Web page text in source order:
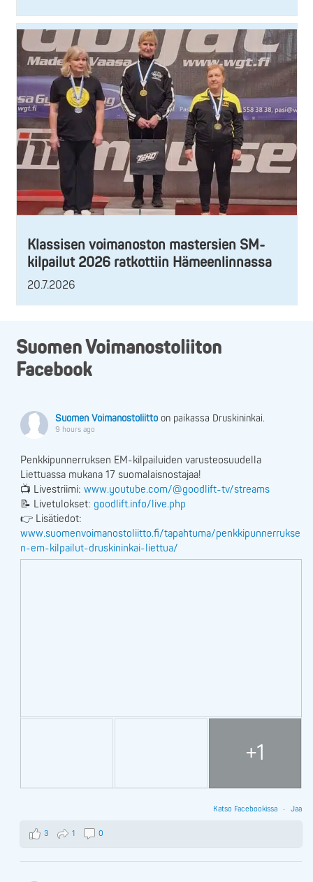
Klassisen voimanoston mastersien SM-
kilpailut 2026 ratkottiin Hämeenlinnassa
20.7.2026
Suomen Voimanostoliiton
Facebook
Suomen Voimanostoliitto on paikassa Druskininkai.
9 hours ago
Penkkipunnerruksen EM-kilpailuiden varusteosuudella
Liettuassa mukana 17 suomalaisnostajaa!
📺 Livestriimi: www.youtube.com/@goodlift-tv/streams
📝 Livetulokset: goodlift.info/live.php
👉 Lisätiedot:
www.suomenvoimanostoliitto.fi/tapahtuma/penkkipunnerrukse
n-em-kilpailut-druskininkai-liettua/
+1
Katso Facebookissa · Jaa
3 1 0